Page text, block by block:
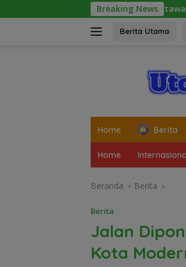
ke
Breaking News
Laporan Wartawan Terkait
Berita Utama
Home Berita
Home Internasional
Beranda Berita
Berita
Jalan
Kota